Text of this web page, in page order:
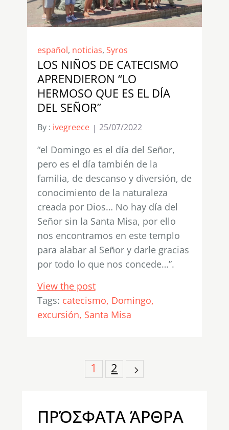
español, noticias, Syros
LOS NIÑOS DE CATECISMO
APRENDIERON “LO
HERMOSO QUE ES EL DÍA
DEL SEÑOR”
By : ivegreece 25/07/2022
“el Domingo es el día del Señor,
pero es el día también de la
familia, de descanso y diversión, de
conocimiento de la naturaleza
creada por Dios… No hay día del
Señor sin la Santa Misa, por ello
nos encontramos en este templo
para alabar al Señor y darle gracias
por todo lo que nos concede…”.
View the post
Tags: catecismo Domingo
excursión Santa Misa
1 2
ΠΡΌΣΦΑΤΑ ΆΡΘΡΑ